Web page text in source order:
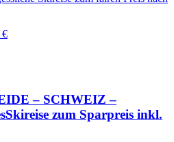
€
– SCHWEIZ –
zum Sparpreis inkl.